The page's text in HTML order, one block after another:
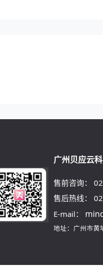
广州贝应云
售前咨询：
售后热线：
E-mail：
地址：广州市黄